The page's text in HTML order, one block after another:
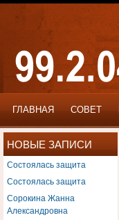
ГЛАВНАЯ СОВЕТ
НОВЫЕ ЗАПИСИ
Состоялась защита
Состоялась защита
Сорокина Жанна
Александровна